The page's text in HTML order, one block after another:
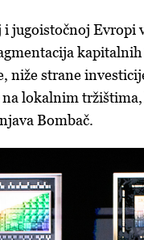
jugoistočnoj Evropi
niže strane
na lokalnim
Bombač.